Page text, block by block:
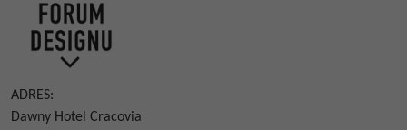
ADRES:
Dawny Hotel Cracovia